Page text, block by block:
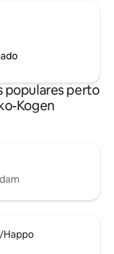
e
da hora do dia,
completamente
de acomodação
populares perto
Kogen
Happo